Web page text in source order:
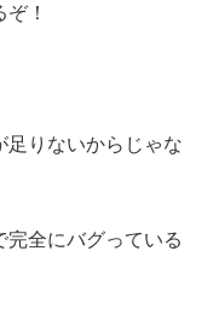
！
足りないからじゃな
完全にバグっている